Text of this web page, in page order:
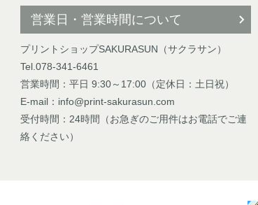
営業日・営業時間について
プリントショップSAKURASUN（サクラサン）
Tel.078-341-6461
営業時間：平日 9:30～17:00（定休日：土日祝）
E-mail：info@print-sakurasun.com
受付時間：24時間（お急ぎのご用件はお電話でご連
絡ください）